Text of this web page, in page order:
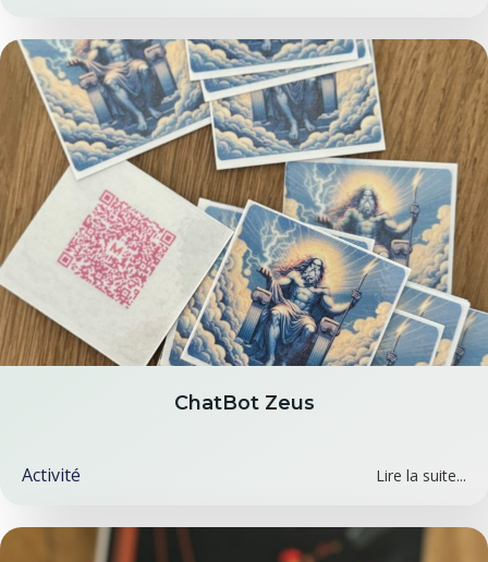
ChatBot Zeus
Activité Lire la suite...